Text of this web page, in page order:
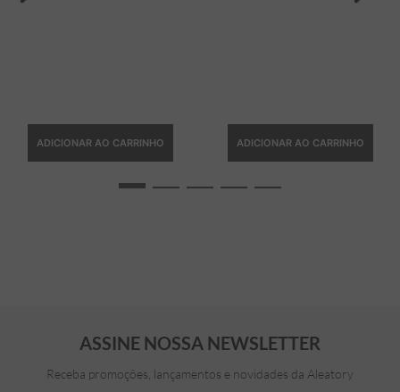
ADICIONAR AO CARRINHO ADICIONAR AO CARRINHO
ASSINE NOSSA NEWSLETTER
Receba promoções, lançamentos e novidades da Aleatory